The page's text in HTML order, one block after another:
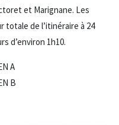
et Marignane. Les
de l’itinéraire à 24
d’environ 1h10.
A
B